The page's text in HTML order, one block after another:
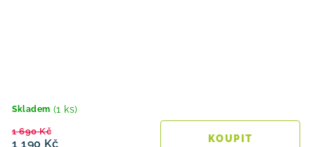
Skladem (1 ks)
1 190 Kč
1 690 Kč